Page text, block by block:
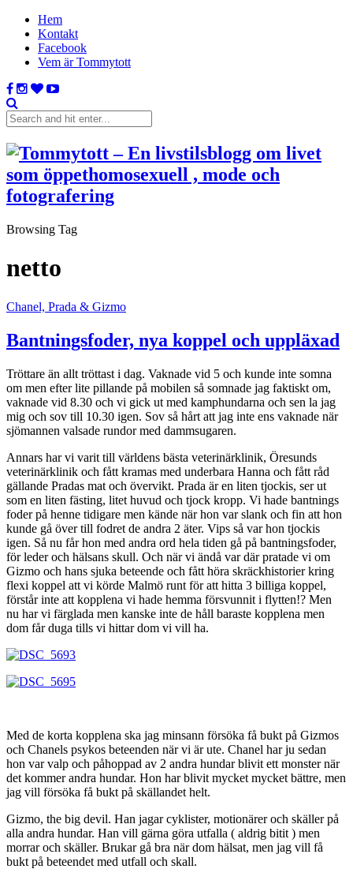
Hem
Kontakt
Facebook
Vem är Tommytott
Browsing Tag
netto
Chanel, Prada & Gizmo
Bantningsfoder, nya koppel och uppläxad
Tröttare än allt tröttast i dag. Vaknade vid 5 och kunde inte somna
om men efter lite pillande på mobilen så somnade jag faktiskt om,
vaknade vid 8.30 och vi gick ut med kamphundarna och sen la jag
mig och sov till 10.30 igen. Sov så hårt att jag inte ens vaknade när
sjömannen valsade rundor med dammsugaren.
Annars har vi varit till världens bästa veterinärklinik, Öresunds
veterinärklinik och fått kramas med underbara Hanna och fått råd
gällande Pradas mat och övervikt. Prada är en liten tjockis, ser ut
som en liten fästing, litet huvud och tjock kropp. Vi hade bantnings
foder på henne tidigare men kände när hon var slank och fin att hon
kunde gå över till fodret de andra 2 äter. Vips så var hon tjockis
igen. Så nu får hon med andra ord hela tiden gå på bantningsfoder,
för leder och hälsans skull. Och när vi ändå var där pratade vi om
Gizmo och hans sjuka beteende och fått höra skräckhistorier kring
flexi koppel att vi körde Malmö runt för att hitta 3 billiga koppel,
förstår inte att kopplena vi hade hemma försvunnit i flytten!? Men
nu har vi färglada men kanske inte de håll baraste kopplena men
dom får duga tills vi hittar dom vi vill ha.
Med de korta kopplena ska jag minsann försöka få bukt på Gizmos
och Chanels psykos beteenden när vi är ute. Chanel har ju sedan
hon var valp och påhoppad av 2 andra hundar blivit ett monster när
det kommer andra hundar. Hon har blivit mycket mycket bättre, men
jag vill försöka få bukt på skällandet helt.
Gizmo, the big devil. Han jagar cyklister, motionärer och skäller på
alla andra hundar. Han vill gärna göra utfalla ( aldrig bitit ) men
morrar och skäller. Brukar gå bra när dom hälsat, men jag vill få
bukt på beteendet med utfall och skall.